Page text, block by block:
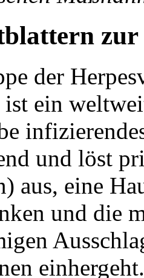
der
ein
und löst
aus, eine
und die